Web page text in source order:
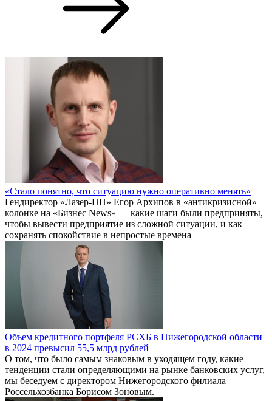
«Стало понятно, что ситуацию нужно оперативно менять»
Гендиректор «Лазер-НН» Егор Архипов в «антикризисной»
колонке на «Бизнес News» — какие шаги были предприняты,
чтобы вывести предприятие из сложной ситуации, и как
сохранять спокойствие в непростые времена
Объем кредитного портфеля РСХБ в Нижегородской области
в 2024 превысил 55,5 млрд рублей
О том, что было самым знаковым в уходящем году, какие
тенденции стали определяющими на рынке банковских услуг,
мы беседуем с директором Нижегородского филиала
Россельхозбанка Борисом Зоновым.